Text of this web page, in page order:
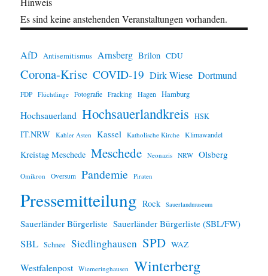
Es sind keine anstehenden Veranstaltungen vorhanden.
AfD Antisemitismus Arnsberg Brilon CDU
Corona-Krise COVID-19 Dirk Wiese Dortmund
FDP Flüchtlinge Fotografie Fracking Hagen Hamburg
Hochsauerland Hochsauerlandkreis HSK
IT.NRW Kahler Asten Kassel Katholische Kirche Klimawandel
Kreistag Meschede Meschede Neonazis NRW Olsberg
Omikron Oversum Pandemie Piraten
Pressemitteilung Rock Sauerlandmuseum
Sauerländer Bürgerliste Sauerländer Bürgerliste (SBL/FW)
SBL Schnee Siedlinghausen SPD WAZ
Westfalenpost Wiemeringhausen Winterberg